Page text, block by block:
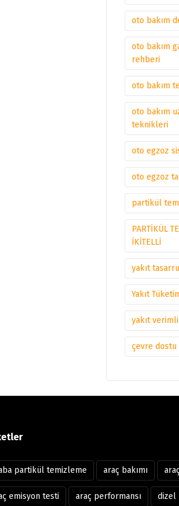
oto bakım
oto bakım
rehberi
oto bakım
oto bakım
teknikleri
oto egzoz
oto egzoz
partikül
PARTİKÜL
İKİTELLİ
yakıt
Yakıt
yakıt
çevre dostu
partikül temizleme araç bakımı
emisyon testi araç performansı dizel